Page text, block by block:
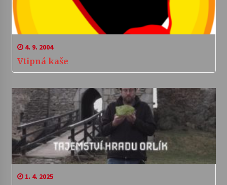
4. 9. 2004
Vtipná kaše
1. 4. 2025